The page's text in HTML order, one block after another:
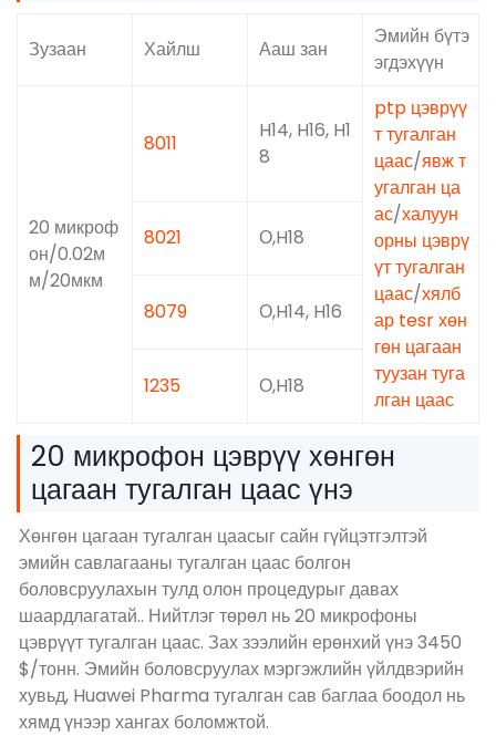
Зузаан Хайлш Ааш зан
Эмийн бүтэ
эгдэхүүн
20 микроф
он/0.02м
м/20мкм
8011
H14, H16, H1
8
ptp цэврүү
т тугалган
цаас/явж т
угалган ца
ас/халуун
орны цэврү
үт тугалган
цаас/хялб
ар tesr хөн
гөн цагаан
туузан туга
лган цаас
8021 О,H18
8079 О,H14, H16
1235 О,H18
20 микрофон цэврүү хөнгөн
цагаан тугалган цаас үнэ
Хөнгөн цагаан тугалган цаасыг сайн гүйцэтгэлтэй
эмийн савлагааны тугалган цаас болгон
боловсруулахын тулд олон процедурыг давах
шаардлагатай.. Нийтлэг төрөл нь 20 микрофоны
цэврүүт тугалган цаас. Зах зээлийн ерөнхий үнэ 3450
$/тонн. Эмийн боловсруулах мэргэжлийн үйлдвэрийн
хувьд, Huawei Pharma тугалган сав баглаа боодол нь
хямд үнээр хангах боломжтой.